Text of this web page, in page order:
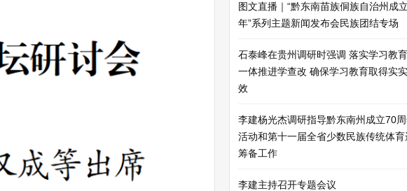
图文直播｜“黔东南苗族侗族自治州成
年”系列主题新闻发布会民族团结专场
石泰峰在贵州调研时强调 落实学习教
一体推进学查改 确保学习教育取得实
效
李建杨光杰调研指导黔东南州成立70
活动和第十一届全省少数民族传统体
筹备工作
李建主持召开专题会议